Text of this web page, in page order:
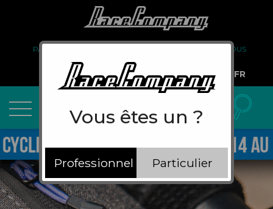
PARTENARIAT
À PROPOS DE NOUS
COMPTE PRO
FR
Vous êtes un ?
Professionnel Particulier